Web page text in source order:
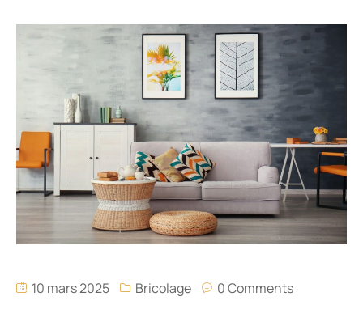
10 mars 2025 Bricolage 0 Comments